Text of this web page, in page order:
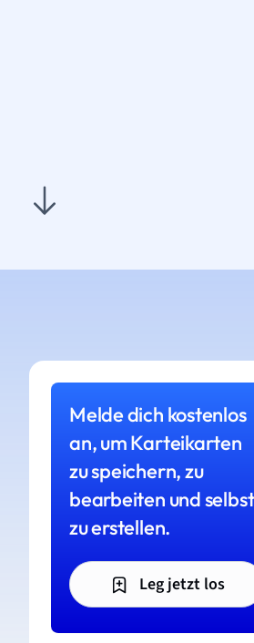
Melde dich kostenlos
an, um Karteikarten
zu speichern, zu
bearbeiten und selbst
zu erstellen.
Leg jetzt los